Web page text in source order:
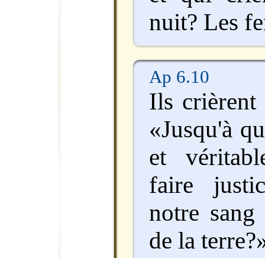
nuit? Les
Ap 6.10
Ils
«Jusqu'à
et
faire
notre
de la